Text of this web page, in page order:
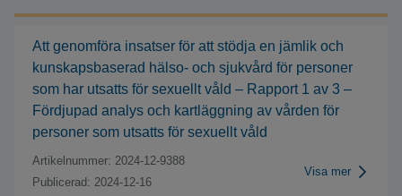
Att genomföra insatser för att stödja en jämlik och
kunskapsbaserad hälso- och sjukvård för personer
som har utsatts för sexuellt våld – Rapport 1 av 3 –
Fördjupad analys och kartläggning av vården för
personer som utsatts för sexuellt våld
Artikelnummer: 2024-12-9388
Publicerad: 2024-12-16
Visa mer